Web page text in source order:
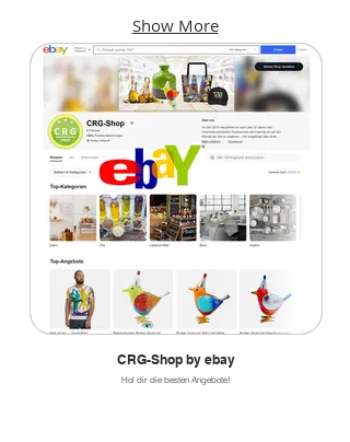
Restaurants
Locations
Show More
CRG-Shop by ebay
Hol dir die besten Angebote!